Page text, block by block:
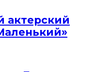
актерский